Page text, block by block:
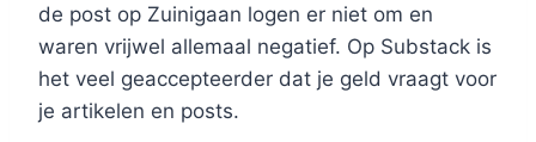
de post op Zuinigaan logen er niet om en
waren vrijwel allemaal negatief. Op Substack is
het veel geaccepteerder dat je geld vraagt voor
je artikelen en posts.